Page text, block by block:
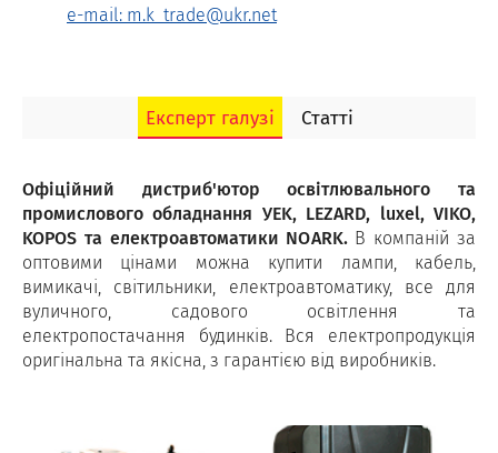
e-mail: m.k_trade@ukr.net
Експерт галузі Статті
Офіційний дистриб'ютор освітлювального та
промислового обладнання УEK, LEZARD, luxel, VIKO,
KOPOS та електроавтоматики NOARK.В компаній за
оптовими цінами можна купити лампи, кабель,
вимикачі, світильники, електроавтоматику, все для
вуличного, садового освітлення та
електропостачання будинків. Вся електропродукція
оригінальна та якісна, з гарантією від виробників.